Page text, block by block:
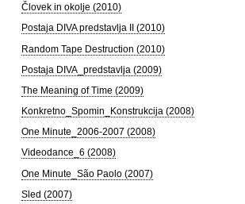
Človek in okolje (2010)
Postaja DIVA predstavlja II (2010)
Random Tape Destruction (2010)
Postaja DIVA_predstavlja (2009)
The Meaning of Time (2009)
Konkretno_Spomin_Konstrukcija (2008)
One Minute_2006-2007 (2008)
Videodance_6 (2008)
One Minute_São Paolo (2007)
Sled (2007)